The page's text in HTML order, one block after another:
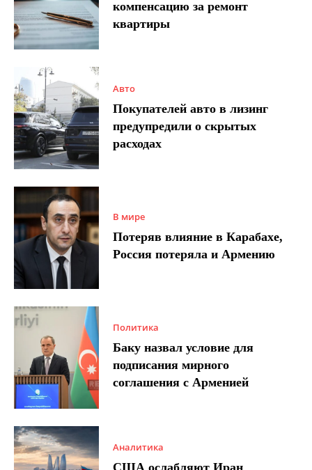
компенсацию за ремонт
квартиры
Авто
Покупателей авто в лизинг
предупредили о скрытых
расходах
В мире
Потеряв влияние в Карабахе,
Россия потеряла и Армению
Политика
Баку назвал условие для
подписания мирного
соглашения с Арменией
Аналитика